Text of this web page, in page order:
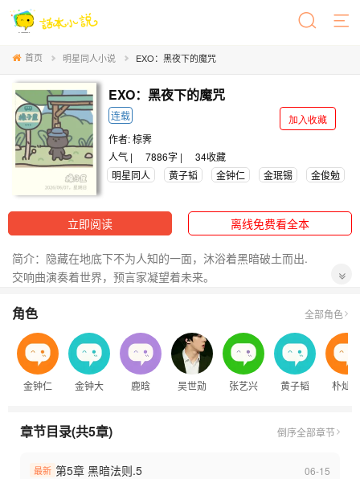
首页 明星同人小说 EXO：黑夜下的魔咒
EXO：黑夜下的魔咒
连载
加入收藏
作者:椋霁
人气 |
7886字 | 34收藏
明星同人
黄子韬 金钟仁 金珉锡 金俊勉
立即阅读 离线免费看全本
简介：隐藏在地底下不为人知的一面，沐浴着黑暗破土而出.
交响曲演奏着世界，预言家凝望着未来。
骨肆遍地，月下独唱.
南柯一梦，终为幻想
————————————
重生一世，你惊奇的发现自己手上多了一个铃铛纹身，殊不知，藏
在世界下的另一面，正缓缓向你展开。
角色 全部角色
金钟仁 金钟大 鹿晗 吴世勋 张艺兴 黄子韬 朴灿烈
章节目录(共5章) 倒序全部章节
最新 第5章 黑暗法则.5 06-15